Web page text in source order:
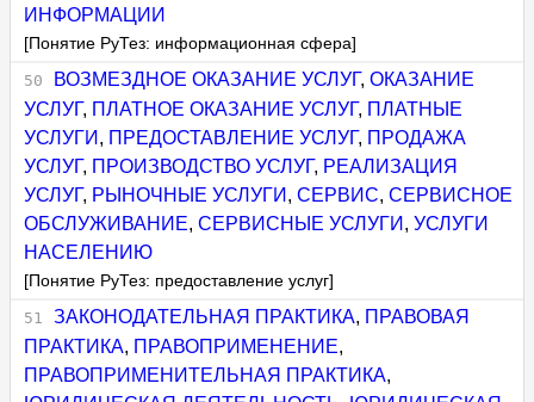
ИНФОРМАЦИИ
[Понятие РуТез: информационная сфера]
ВОЗМЕЗДНОЕ ОКАЗАНИЕ УСЛУГ, ОКАЗАНИЕ
УСЛУГ, ПЛАТНОЕ ОКАЗАНИЕ УСЛУГ, ПЛАТНЫЕ
УСЛУГИ , ПРЕДОСТАВЛЕНИЕ УСЛУГ, ПРОДАЖА
УСЛУГ, ПРОИЗВОДСТВО УСЛУГ, РЕАЛИЗАЦИЯ
УСЛУГ, РЫНОЧНЫЕ УСЛУГИ ,СЕРВИС,СЕРВИСНОЕ
ОБСЛУЖИВАНИЕ,СЕРВИСНЫЕ УСЛУГИ ,УСЛУГИ
НАСЕЛЕНИЮ
[Понятие РуТез: предоставление услуг]
ЗАКОНОДАТЕЛЬНАЯ ПРАКТИКА, ПРАВОВАЯ
ПРАКТИКА, ПРАВОПРИМЕНЕНИЕ,
ПРАВОПРИМЕНИТЕЛЬНАЯ ПРАКТИКА,